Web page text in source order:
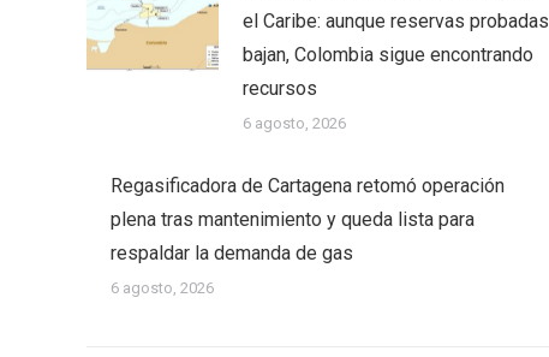
el Caribe: aunque reservas probadas
bajan, Colombia sigue encontrando
recursos
6 agosto, 2026
Regasificadora de Cartagena retomó operación
plena tras mantenimiento y queda lista para
respaldar la demanda de gas
6 agosto, 2026